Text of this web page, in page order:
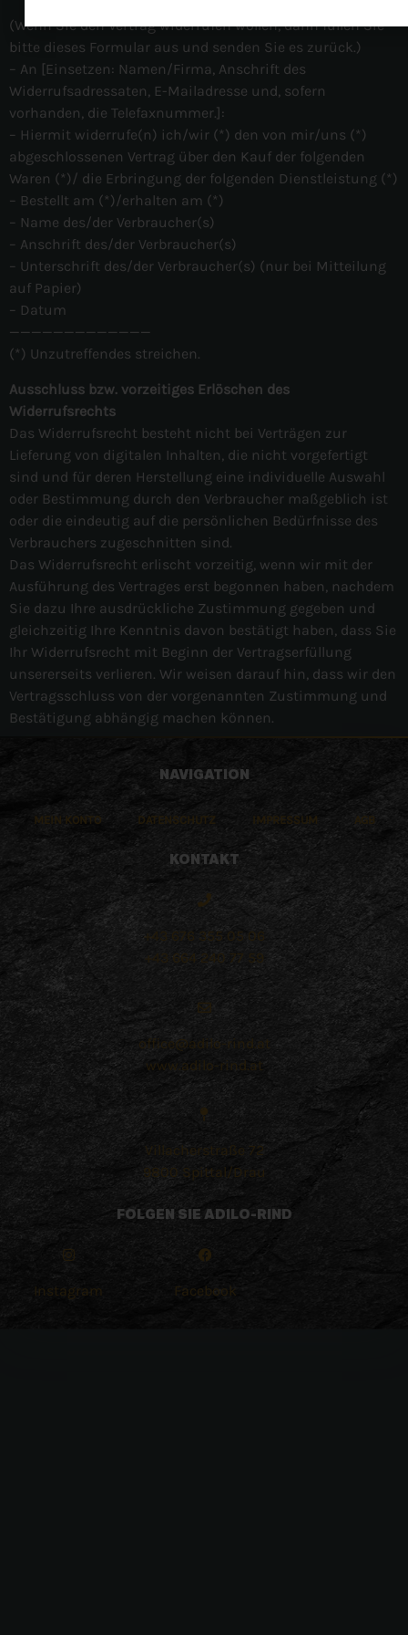
(Wenn Sie den Vertrag widerrufen wollen, dann füllen Sie
bitte dieses Formular aus und senden Sie es zurück.)
– An [Einsetzen: Namen/Firma, Anschrift des
Widerrufsadressaten, E-Mailadresse und, sofern
vorhanden, die Telefaxnummer.]:
– Hiermit widerrufe(n) ich/wir (*) den von mir/uns (*)
abgeschlossenen Vertrag über den Kauf der folgenden
Waren (*)/ die Erbringung der folgenden Dienstleistung (*)
– Bestellt am (*)/erhalten am (*)
– Name des/der Verbraucher(s)
– Anschrift des/der Verbraucher(s)
– Unterschrift des/der Verbraucher(s) (nur bei Mitteilung
auf Papier)
– Datum
—————————————
(*) Unzutreffendes streichen.
Ausschluss bzw. vorzeitiges Erlöschen des
Widerrufsrechts
Das Widerrufsrecht besteht nicht bei Verträgen zur
Lieferung von digitalen Inhalten, die nicht vorgefertigt
sind und für deren Herstellung eine individuelle Auswahl
oder Bestimmung durch den Verbraucher maßgeblich ist
oder die eindeutig auf die persönlichen Bedürfnisse des
Verbrauchers zugeschnitten sind.
Das Widerrufsrecht erlischt vorzeitig, wenn wir mit der
Ausführung des Vertrages erst begonnen haben, nachdem
Sie dazu Ihre ausdrückliche Zustimmung gegeben und
gleichzeitig Ihre Kenntnis davon bestätigt haben, dass Sie
Ihr Widerrufsrecht mit Beginn der Vertragserfüllung
unsererseits verlieren. Wir weisen darauf hin, dass wir den
Vertragsschluss von der vorgenannten Zustimmung und
Bestätigung abhängig machen können.
NAVIGATION
MEIN KONTO DATENSCHUTZ IMPRESSUM AGB
KONTAKT
+43 676 355 05 06
+43 664 240 77 59
office@adilo-rind.at
www.adilo-rind.at
Villacherstraße 72
9800 Spittal/Drau
FOLGEN SIE ADILO-RIND
Instagram Facebook